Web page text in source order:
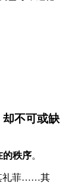
不可或缺
的秩序。
礼菲……其